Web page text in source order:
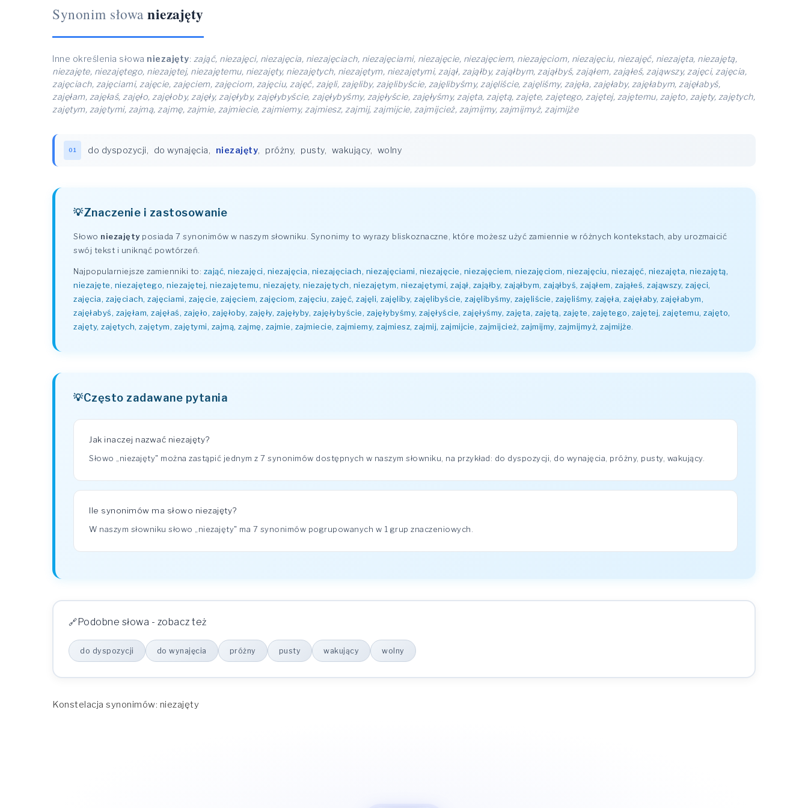
Synonim słowa niezajęty
Inne określenia słowa niezajęty: zająć, niezajęci, niezajęcia, niezajęciach, niezajęciami, niezajęcie, niezajęciem, niezajęciom, niezajęciu, niezajęć, niezajęta, niezajętą,
niezajęte, niezajętego, niezajętej, niezajętemu, niezajęty, niezajętych, niezajętym, niezajętymi, zajął, zająłby, zająłbym, zająłbyś, zająłem, zająłeś, zająwszy, zajęci, zajęcia,
zajęciach, zajęciami, zajęcie, zajęciem, zajęciom, zajęciu, zajęć, zajęli, zajęliby, zajęlibyście, zajęlibyśmy, zajęliście, zajęliśmy, zajęła, zajęłaby, zajęłabym, zajęłabyś,
zajęłam, zajęłaś, zajęło, zajęłoby, zajęły, zajęłyby, zajęłybyście, zajęłybyśmy, zajęłyście, zajęłyśmy, zajęta, zajętą, zajęte, zajętego, zajętej, zajętemu, zajęto, zajęty, zajętych,
zajętym, zajętymi, zajmą, zajmę, zajmie, zajmiecie, zajmiemy, zajmiesz, zajmij, zajmijcie, zajmijcież, zajmijmy, zajmijmyż, zajmijże
01 do dyspozycji, do wynajęcia, niezajęty, próżny, pusty, wakujący, wolny
Znaczenie i zastosowanie
Słowo niezajętyposiada 7 synonimów w naszym słowniku. Synonimy to wyrazy bliskoznaczne, które możesz użyć zamiennie w różnych kontekstach, aby urozmaicić
swój tekst i uniknąć powtórzeń.
Najpopularniejsze zamienniki to: zająć, niezajęci, niezajęcia, niezajęciach, niezajęciami, niezajęcie, niezajęciem, niezajęciom, niezajęciu, niezajęć, niezajęta, niezajętą,
niezajęte, niezajętego, niezajętej, niezajętemu, niezajęty, niezajętych, niezajętym, niezajętymi, zajął, zająłby, zająłbym, zająłbyś, zająłem, zająłeś, zająwszy, zajęci,
zajęcia, zajęciach, zajęciami, zajęcie, zajęciem, zajęciom, zajęciu, zajęć, zajęli, zajęliby, zajęlibyście, zajęlibyśmy, zajęliście, zajęliśmy, zajęła, zajęłaby, zajęłabym,
zajęłabyś, zajęłam, zajęłaś, zajęło, zajęłoby, zajęły, zajęłyby, zajęłybyście, zajęłybyśmy, zajęłyście, zajęłyśmy, zajęta, zajętą, zajęte, zajętego, zajętej, zajętemu, zajęto,
zajęty, zajętych, zajętym, zajętymi, zajmą, zajmę, zajmie, zajmiecie, zajmiemy, zajmiesz, zajmij, zajmijcie, zajmijcież, zajmijmy, zajmijmyż, zajmijże
Często zadawane pytania
Jak inaczej nazwać niezajęty?
Słowo „niezajęty" można zastąpić jednym z 7 synonimów dostępnych w naszym słowniku, na przykład: do dyspozycji, do wynajęcia, próżny, pusty, wakujący.
Ile synonimów ma słowo niezajęty?
W naszym słowniku słowo „niezajęty" ma 7 synonimów pogrupowanych w 1 grup znaczeniowych.
Podobne słowa - zobacz też
do dyspozycji do wynajęcia próżny pusty wakujący wolny
Konstelacja synonimów: niezajęty